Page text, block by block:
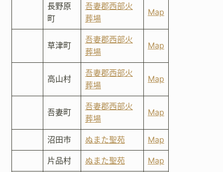
長野原
町
吾妻郡西部火
葬場
Map
草津町
吾妻郡西部火
葬場
Map
高山村
吾妻郡西部火
葬場
Map
吾妻町
吾妻郡西部火
葬場
Map
沼田市 ぬまた聖苑 Map
片品村 ぬまた聖苑 Map